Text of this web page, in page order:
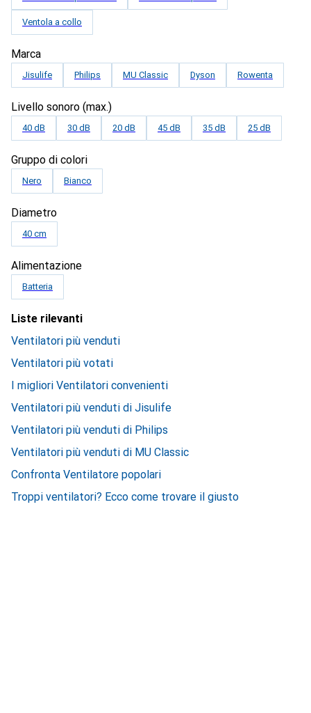
Ventola a collo
Marca
Jisulife Philips MU Classic Dyson Rowenta
Livello sonoro (max.)
40 dB 30 dB 20 dB 45 dB 35 dB 25 dB
Gruppo di colori
Nero Bianco
Diametro
40 cm
Alimentazione
Batteria
Liste rilevanti
Ventilatori più venduti
Ventilatori più votati
I migliori Ventilatori convenienti
Ventilatori più venduti di Jisulife
Ventilatori più venduti di Philips
Ventilatori più venduti di MU Classic
Confronta Ventilatore popolari
Troppi ventilatori? Ecco come trovare il giusto